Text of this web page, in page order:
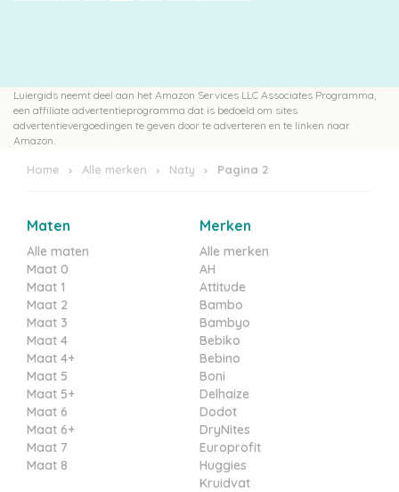
Luiergids neemt deel aan het Amazon Services LLC Associates Programma,
een affiliate advertentieprogramma dat is bedoeld om sites
advertentievergoedingen te geven door te adverteren en te linken naar
Amazon.
Home Alle merken Naty Pagina 2
Maten
Alle maten
Maat 0
Maat 1
Maat 2
Maat 3
Maat 4
Maat 4+
Maat 5
Maat 5+
Maat 6
Maat 6+
Maat 7
Maat 8
Merken
Alle merken
AH
Attitude
Bambo
Bambyo
Bebiko
Bebino
Boni
Delhaize
Dodot
DryNites
Europrofit
Huggies
Kruidvat